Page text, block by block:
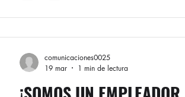
un desempeño superior al 90%. De
José Antonio Pérez Orozco; Dana M
comunicaciones0025
19 mar
1 min de lectura